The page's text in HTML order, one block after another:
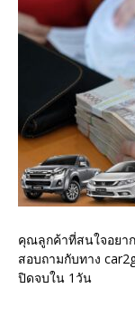
คุณลูกค้าที่สนใจอยา
สอบถามกับทาง
ปิดจบใน 1วัน